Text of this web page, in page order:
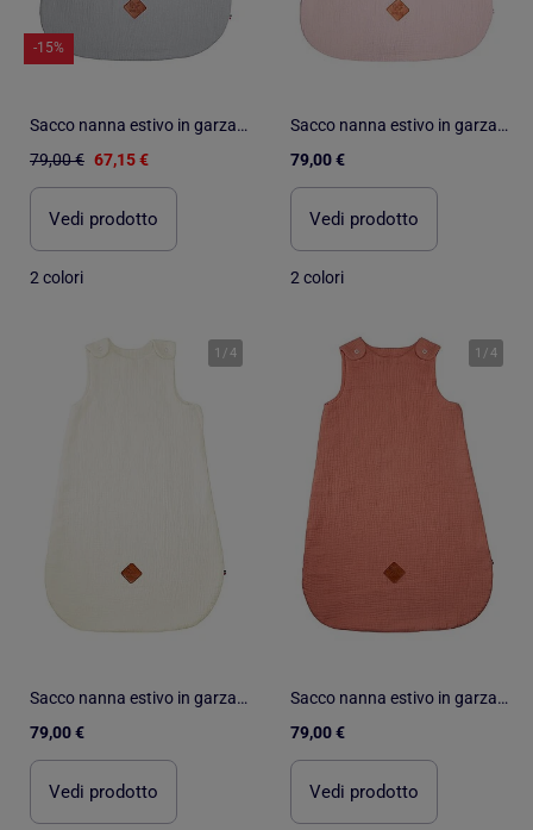
-15%
Sacco nanna estivo in garza di cotone - tog 0.5 | SEVIRA KIDS
79,00 € 67,15 €
Vedi prodotto
2 colori
Sacco nanna estivo in garza di cotone - tog 0.5 | SEVIRA KIDS
79,00 €
Vedi prodotto
2 colori
1 /4
Sacco nanna estivo in garza di cotone - tog 0.5 | SEVIRA KIDS
79,00 €
Vedi prodotto
1 /4
Sacco nanna estivo in garza di cotone - tog 0.5 | SEVIRA KIDS
79,00 €
Vedi prodotto